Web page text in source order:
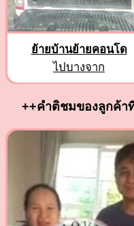
ย้ายบ้านย้ายคอนโด
ไปบางจาก
++คำติชมของลูกค้า